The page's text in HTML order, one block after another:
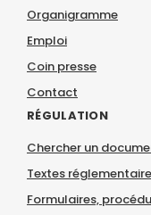
Organigramme
Emploi
Coin presse
Contact
RÉGULATION
Chercher un
Textes
Formulaires,